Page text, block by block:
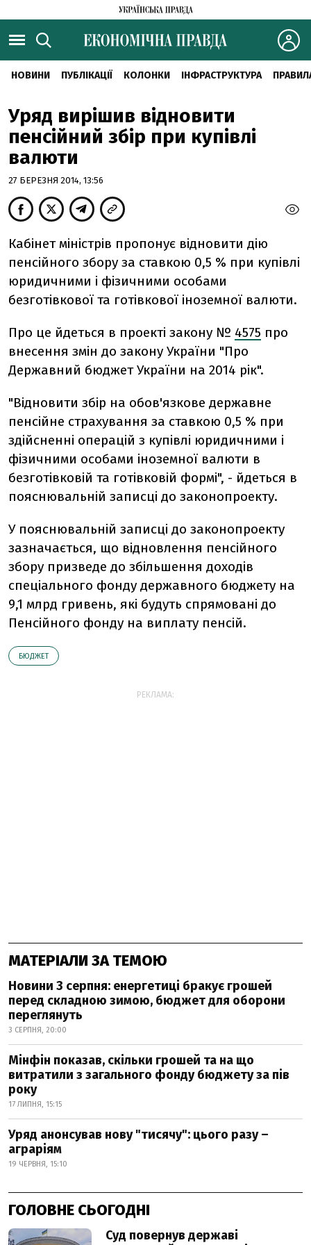
НОВИНИ ПУБЛІКАЦІЇ КОЛОНКИ ІНФРАСТРУКТУРА
Уряд вирішив відновити
пенсійний збір при купівлі
валюти
27 БЕРЕЗНЯ 2014, 13:56
Кабінет міністрів пропонує відновити дію
пенсійного збору за ставкою 0,5 % при купівлі
юридичними і фізичними особами
безготівкової та готівкової іноземної валюти.
Про це йдеться в проекті закону № 4575 про
внесення змін до закону України "Про
Державний бюджет України на 2014 рік".
"Відновити збір на обов'язкове державне
пенсійне страхування за ставкою 0,5 % при
здійсненні операцій з купівлі юридичними і
фізичними особами іноземної валюти в
безготівковій та готівковій формі", - йдеться в
пояснювальній записці до законопроекту.
У пояснювальній записці до законопроекту
зазначається, що відновлення пенсійного
збору призведе до збільшення доходів
спеціального фонду державного бюджету на
9,1 млрд гривень, які будуть спрямовані до
Пенсійного фонду на виплату пенсій.
БЮДЖЕТ
РЕКЛАМА:
МАТЕРІАЛИ ЗА ТЕМОЮ
Новини 3 серпня: енергетиці бракує грошей
перед складною зимою, бюджет для оборони
переглянуть
3 СЕРПНЯ, 20:00
Мінфін показав, скільки грошей та на що
витратили з загального фонду бюджету за пів
року
17 ЛИПНЯ, 15:15
Уряд анонсував нову "тисячу": цього разу –
аграріям
19 ЧЕРВНЯ, 15:10
ГОЛОВНЕ СЬОГОДНІ
Суд повернув державі